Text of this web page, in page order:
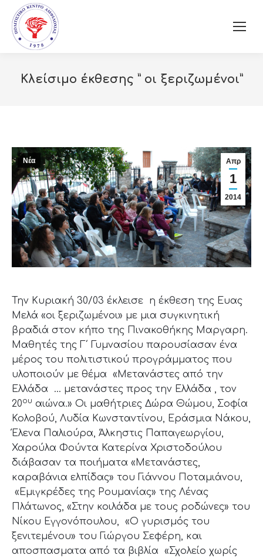
Κλείσιμο έκθεσης ” οι ξεριζωμένοι”
Απρ
1
2014
Νέα
Την Κυριακή 30/03 έκλεισε η έκθεση της Ευας
Μελά «οι ξεριζωμένοι» με μια συγκινητική
βραδιά στον κήπο της Πινακοθήκης Μαργαρη.
Μαθητές της Γ΄ Γυμνασίου παρουσίασαν ένα
μέρος του πολιτιστικού προγράμματος που
υλοποιούν με θέμα «Μετανάστες από την
Ελλάδα … μετανάστες προς την Ελλάδα , τον
20ου αιώνα.» Οι μαθήτριες Δώρα Θώμου, Σοφία
Κολοβού, Λυδία Κωνσταντίνου, Εράσμια Νάκου,
Έλενα Παλιούρα, Άλκηστις Παπαγεωργίου,
Χαρούλα Φούντα Κατερίνα Χριστοδούλου
διάβασαν τα ποιήματα «Μετανάστες,
καραβάνια ελπίδας» του Γιάννου Ποταμιάνου,
«Εμιγκρέδες της Ρουμανίας» της Λένας
Πλάτωνος, «Στην κοιλάδα με τους ροδώνες» του
Νίκου Εγγονόπουλου, «Ο γυρισμός του
ξενιτεμένου» του Γιώργου Σεφέρη, και
αποσπασματα από τα βιβλία «Σχολείο χωρίς